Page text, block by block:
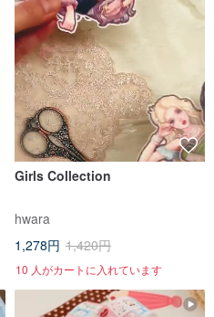
Girls Collection
hwara
1,278円 1,420円
10 人がカートに入れています